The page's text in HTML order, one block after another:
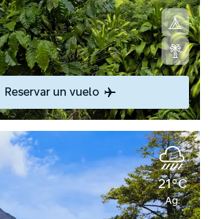
Reservar un vuelo
21°C
Ag.